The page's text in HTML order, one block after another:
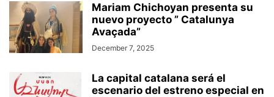
Mariam Chichoyan presenta su
nuevo proyecto ” Catalunya
Avaçada”
December 7, 2025
La capital catalana será el
escenario del estreno especial en